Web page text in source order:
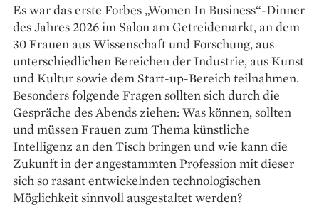
Es war das erste Forbes „Women In Business“-Dinner
des Jahres 2026 im Salon am Getreidemarkt, an dem
30 Frauen aus Wissenschaft und Forschung, aus
unterschiedlichen Bereichen der Industrie, aus Kunst
und Kultur sowie dem Start-up-Bereich teilnahmen.
Besonders folgende Fragen sollten sich durch die
Gespräche des Abends ziehen: Was können, sollten
und müssen Frauen zum Thema künstliche
Intelligenz an den Tisch bringen und wie kann die
Zukunft in der angestammten Profession mit dieser
sich so rasant entwickelnden technologischen
Möglichkeit sinnvoll ausgestaltet werden?